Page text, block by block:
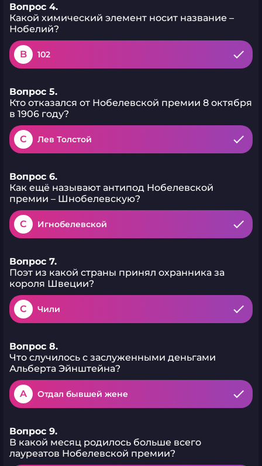
Вопрос 4.
Какой химический элемент носит название –
Нобелий?
B 102
Вопрос 5.
Кто отказался от Нобелевской премии 8 октября
в 1906 году?
C Лев Толстой
Вопрос 6.
Как ещё называют антипод Нобелевской
премии – Шнобелевскую?
C Игнобелевской
Вопрос 7.
Поэт из какой страны принял охранника за
короля Швеции?
C Чили
Вопрос 8.
Что случилось с заслуженными деньгами
Альберта Эйнштейна?
A Отдал бывшей жене
Вопрос 9.
В какой месяц родилось больше всего
лауреатов Нобелевской премии?